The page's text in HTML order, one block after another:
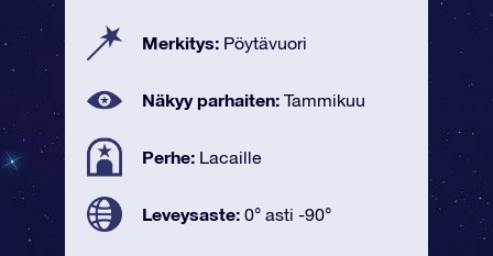
Merkitys: Pöytävuori
Näkyy parhaiten: Tammikuu
Perhe: Lacaille
Leveysaste: 0° asti -90°